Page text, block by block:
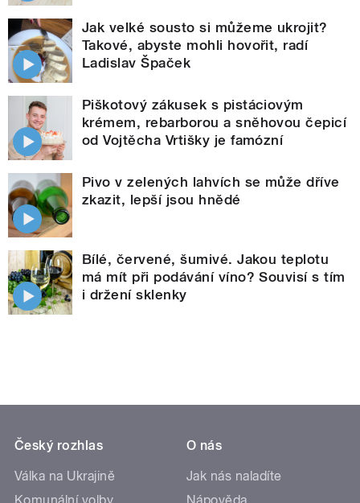
Jak velké sousto si můžeme ukrojit?
Takové, abyste mohli hovořit, radí
Ladislav Špaček
Piškotový zákusek s pistáciovým
krémem, rebarborou a sněhovou čepicí
od Vojtěcha Vrtišky je famózní
Pivo v zelených lahvích se může dříve
zkazit, lepší jsou hnědé
Bílé, červené, šumivé. Jakou teplotu
má mít při podávání víno? Souvisí s tím
i držení sklenky
Český rozhlas
Válka na Ukrajině
O nás
Jak nás naladíte